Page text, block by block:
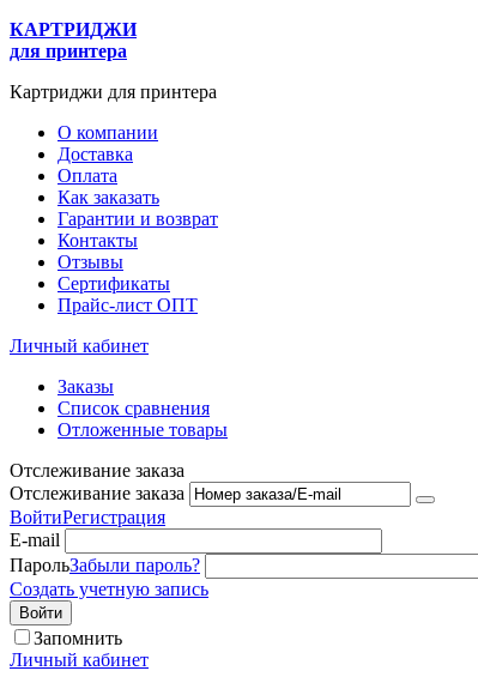
КАРТРИДЖИ
для принтера
Картриджи для принтера
О компании
Доставка
Оплата
Как заказать
Гарантии и возврат
Контакты
Отзывы
Сертификаты
Прайс-лист ОПТ
Личный кабинет
Заказы
Список сравнения
Отложенные товары
Отслеживание заказа
Отслеживание заказа
ВойтиРегистрация
E-mail
ПарольЗабыли пароль?
Создать учетную запись
Войти
Запомнить
Личный кабинет